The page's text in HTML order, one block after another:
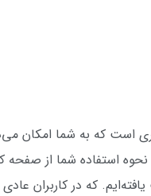
به نحوه استفاده شما
دست یافته‌ایم. که در